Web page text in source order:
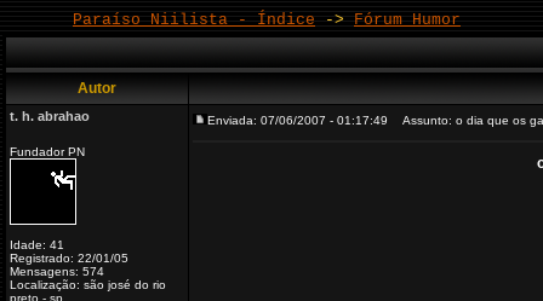
Paraíso Niilista - Índice -> Fórum Humor
Autor
t. h. abrahao
Fundador PN
Idade: 41
Registrado: 22/01/05
Mensagens: 574
Localização: são josé do rio
preto - sp
Enviada: 07/06/2007 - 01:17:49 Assunto: o dia que os